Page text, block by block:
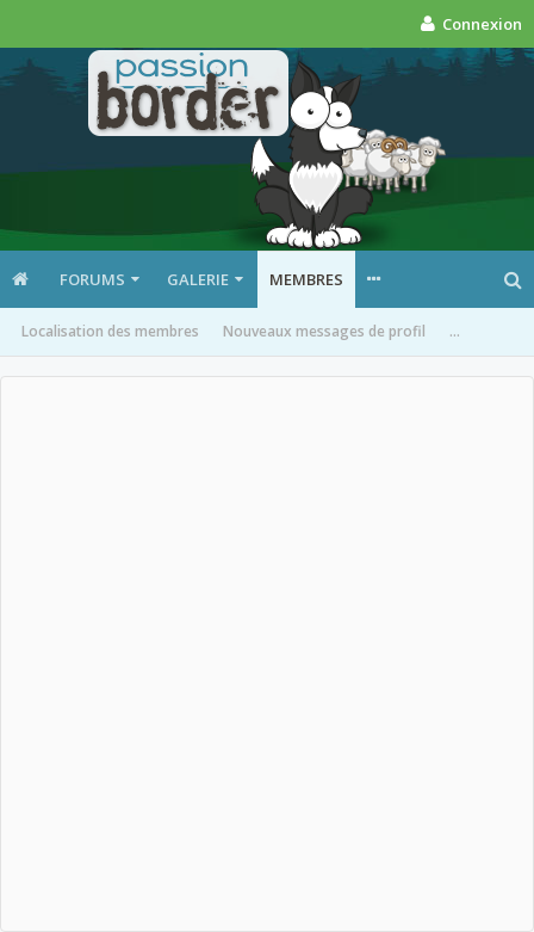
Connexion
FORUMS GALERIE MEMBRES
Localisation des membres Nouveaux messages de profil ...